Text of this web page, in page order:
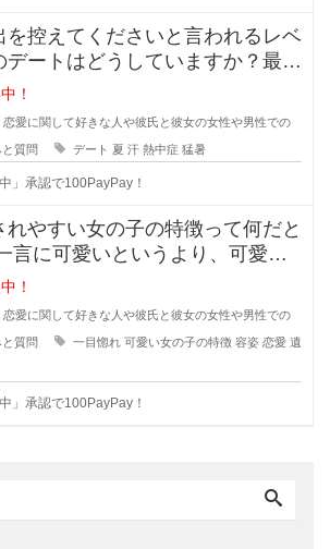
を控えてくださいと言われるレベ
デートはどうしていますか？最近
くて、一歩外に出
！
恋愛に関して好きな人や彼氏と彼女の女性や男性での
質問 デート 夏 汗 熱中症 猛暑
」承認で100PayPay！
れやすい女の子の特徴って何だと
言に可愛いというより、可愛い
もいるのに(綺麗
！
恋愛に関して好きな人や彼氏と彼女の女性や男性での
質問 一目惚れ 可愛い女の子の特徴 容姿 恋愛 遺
」承認で100PayPay！